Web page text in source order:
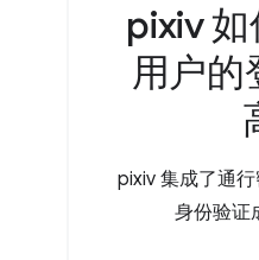
pixiv
用户的
pixiv 集成了通
身份验证